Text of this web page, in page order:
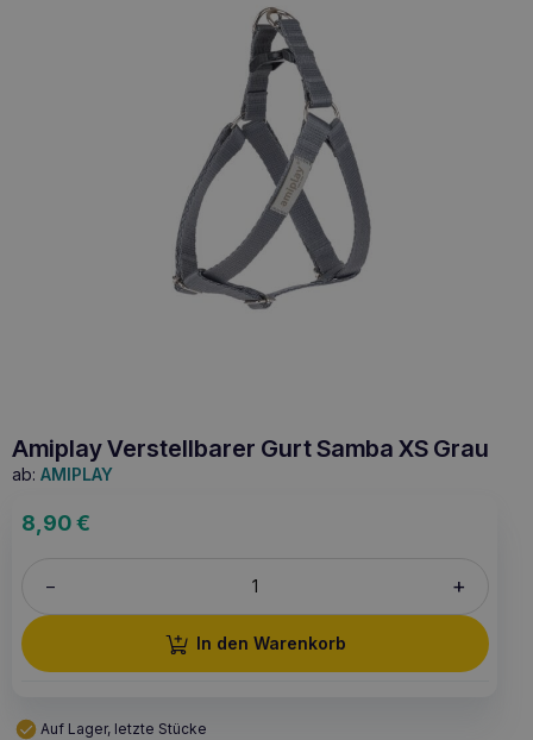
Amiplay Verstellbarer Gurt Samba XS Grau
ab: AMIPLAY
8,90€
– +
In den Warenkorb
Auf Lager, letzte Stücke